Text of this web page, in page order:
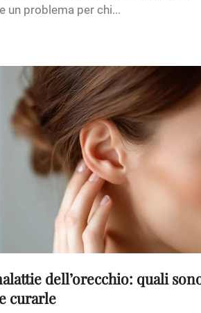
un problema per chi...
dell’orecchio: quali
curarle